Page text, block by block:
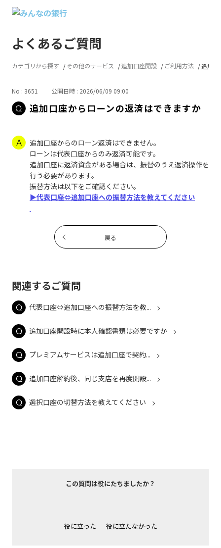
よくあるご質問
カテゴリから探す その他のサービス 追加口座開設 ご利用方法 追加口
No : 3651 公開日時 : 2026/06/09 09:00
追加口座からローンの返済はできますか
追加口座からのローン返済はできません。
ローンは代表口座からのみ返済可能です。
追加口座に返済資金がある場合は、振替のうえ返済操作を
行う必要があります。
振替方法は以下をご確認ください。
▶代表口座⇔追加口座への振替方法を教えてください
戻る
関連するご質問
代表口座⇔追加口座への振替方法を教...
追加口座開設時に本人確認書類は必要ですか
プレミアムサービスは追加口座で契約...
追加口座解約後、同じ支店を再度開設...
選択口座の切替方法を教えてください
この質問は役にたちましたか？
役に立った 役に立たなかった